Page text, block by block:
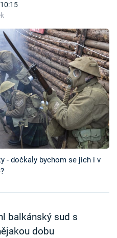
- dočkaly bychom se jich i v
balkánský sud s
dobu